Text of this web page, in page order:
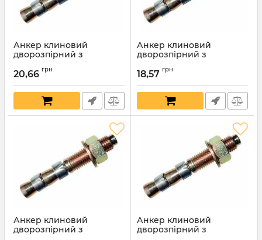
Анкер клиновий
дворозпірний з
шайбою 10х200мм
Артикул: 6200
20,66 грн
Анкер клиновий
дворозпірний з
шайбою 10х180мм
Артикул: 6199
18,57 грн
Анкер клиновий
дворозпірний з
Анкер клиновий
дворозпірний з